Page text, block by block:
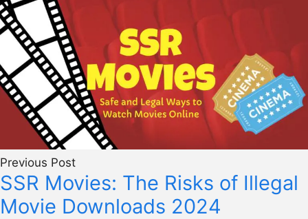
Previous Post
SSR Movies: The Risks of Illegal
Movie Downloads 2024